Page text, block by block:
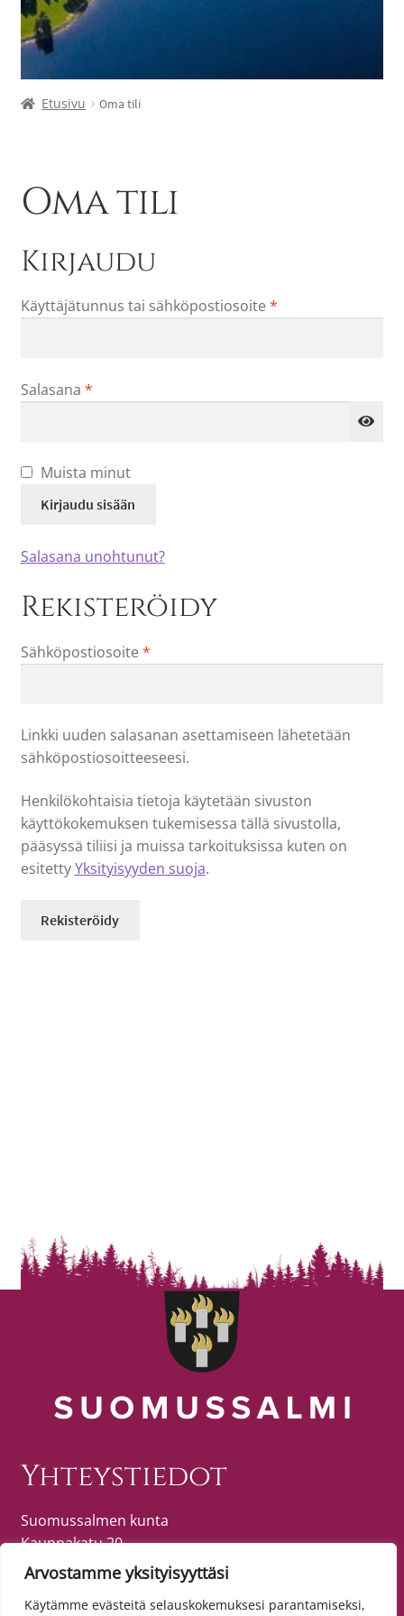
Arvostamme yksityisyyttäsi
Käytämme evästeitä selauskokemuksesi parantamiseksi,
Etusivu Oma tili
Oma tili
Kirjaudu
Käyttäjätunnus tai sähköpostiosoite *Vaaditaan
Salasana *Vaaditaan
Muista minut
Kirjaudu sisään
Salasana unohtunut?
Rekisteröidy
Sähköpostiosoite *Vaaditaan
Linkki uuden salasanan asettamiseen lähetetään
sähköpostiosoitteeseesi.
Henkilökohtaisia tietoja käytetään sivuston
käyttökokemuksen tukemisessa tällä sivustolla,
pääsyssä tiliisi ja muissa tarkoituksissa kuten on
esitettyYksityisyyden suoja.
Rekisteröidy
Yhteystiedot
Suomussalmen kunta
Kauppakatu 20
89600 SUOMUSSALMI
puh. (08) 615 55 51 (vaihde)